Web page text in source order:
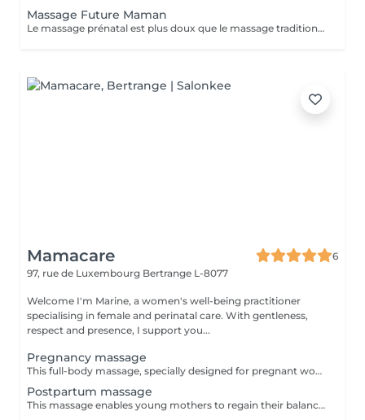
Massage Future Maman
Le massage prénatal est plus doux que le massage traditionnel mais saura néanmoins apporter réconfort aux muscles tendus, aux crampes associées au poids supplémentaire et aux changements physiques lors de la grossesse, ainsi que lutter contre le problème de circulation souvent responsable de jambes lourdes. Il pourra servir en tant que support émotif à la femme enceinte et se répercuter de façon bénéfique pour le bébé. Aussi, il procurera une réduction du stress et enseignera à la future maman l'art de la relaxation et de développement de sa capacité respiratoire, clés importantes pour l'accouchement. Pour son plus grand confort et un parfait lâcher-prise, nous utilisons un coussin morphologique breveté qui s'adapte aux formes de la future maman.
Mamacare
6
97, rue de Luxembourg Bertrange L-8077
Welcome I'm Marine, a women's well-being practitioner
specialising in female and perinatal care. With gentleness,
respect and presence, I support you...
Pregnancy massage
This full-body massage, specially designed for pregnant women, helps relieve the aches and pains of pregnancy and relaxes both body and mind. It gently tames the lines of a body in transformation, preparing you for childbirth and motherhood in complete serenity. A blend of well-being massage techniques and energy points, this massage adapts to the specific needs of each woman and each stage of pregnancy: the choice of maneuvers is personalized to create a unique moment of relaxation. This massage can be practiced from the 2nd trimester onwards. The session consists of a time of exchange, so that we can get to know each other and you can tell me about your needs, followed by the massage itself, which lasts around 50 minutes.
Postpartum massage
This massage enables young mothers to regain their balance more quickly, providing an intense sensation of well-being from head to toe. Thanks to a unique protocol combining wellness massage techniques and Chinese medicine acupressure points, this massage reunites and rebalances the energy of the pelvis, gently repositioning the organs of the belly, stimulating vitality, relieving tension and decongesting heavy legs. It soothes stress, allows you to gently feel the contours of your body and feel good about it. This massage can be adapted and modulated according to need: the choice of maneuvers is personalized to best meet the specific needs of each client. OPTIONAL: Tightening with a rebozo (a specially woven fabric from Mexico) allows the pelvis to gently settle, relieving residual ligament or joint pain from pregnancy, and helping the organs and uterus to return to their original size and position.